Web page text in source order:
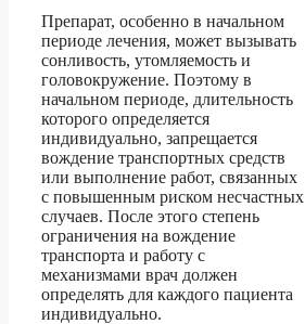
Препарат, особенно в начальном
периоде лечения, может вызывать
сонливость, утомляемость и
головокружение. Поэтому в
начальном периоде, длительность
которого определяется
индивидуально, запрещается
вождение транспортных средств
или выполнение работ, связанных
с повышенным риском несчастных
случаев. После этого степень
ограничения на вождение
транспорта и работу с
механизмами врач должен
определять для каждого пациента
индивидуально.